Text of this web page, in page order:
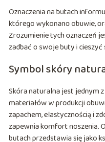
Oznaczenia na butach
którego wykonano obuwie,
Zrozumienie tych oznaczeń
zadbać o swoje buty i cieszyć
Symbol skóry
Skóra naturalna jest jednym
materiałów w produkcji
zapachem, elastycznością i
zapewnia komfort noszenia.
butach przedstawia się jako